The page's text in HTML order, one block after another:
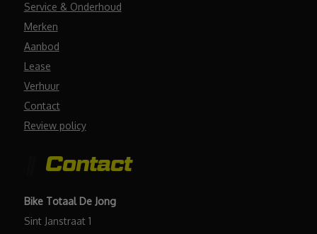
Service & Onderhoud
Merken
Aanbod
Lease
Verhuur
Contact
Review policy
Contact
Bike Totaal De Jong
Sint Janstraat 1